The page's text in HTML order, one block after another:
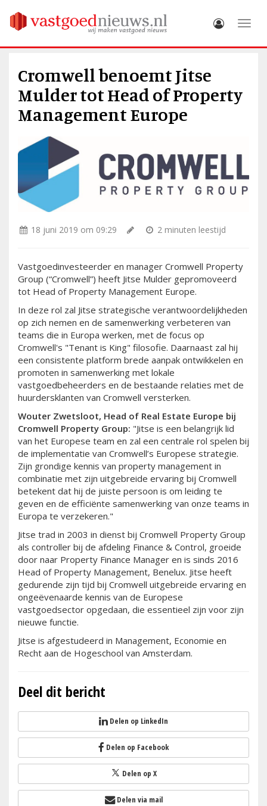
Cromwell benoemt Jitse
Mulder tot Head of Property
Management Europe
18 juni 2019 om 09:29 2 minuten leestijd
Vastgoedinvesteerder en manager Cromwell Property
Group (“Cromwell”) heeft Jitse Mulder gepromoveerd
tot Head of Property Management Europe.
In deze rol zal Jitse strategische verantwoordelijkheden
op zich nemen en de samenwerking verbeteren van
teams die in Europa werken, met de focus op
Cromwell's "Tenant is King" filosofie. Daarnaast zal hij
een consistente platform brede aanpak ontwikkelen en
promoten in samenwerking met lokale
vastgoedbeheerders en de bestaande relaties met de
huurdersklanten van Cromwell versterken.
Wouter Zwetsloot, Head of Real Estate Europe bij
Cromwell Property Group: "Jitse is een belangrijk lid
van het Europese team en zal een centrale rol spelen bij
de implementatie van Cromwell’s Europese strategie.
Zijn grondige kennis van property management in
combinatie met zijn uitgebreide ervaring bij Cromwell
betekent dat hij de juiste persoon is om leiding te
geven en de efficiënte samenwerking van onze teams in
Europa te verzekeren."
Jitse trad in 2003 in dienst bij Cromwell Property Group
als controller bij de afdeling Finance & Control, groeide
door naar Property Finance Manager en is sinds 2016
Head of Property Management, Benelux. Jitse heeft
gedurende zijn tijd bij Cromwell uitgebreide ervaring en
ongeëvenaarde kennis van de Europese
vastgoedsector opgedaan, die essentieel zijn voor zijn
nieuwe functie.
Jitse is afgestudeerd in Management, Economie en
Recht aan de Hogeschool van Amsterdam.
Deel dit bericht
Delen op LinkedIn
Delen op Facebook
Delen op X
Delen via mail